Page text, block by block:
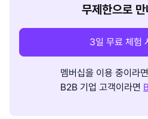
무제한으로
3일 무료 체험
멤버십을 이용 중이라면
B2B 기업 고객이라면